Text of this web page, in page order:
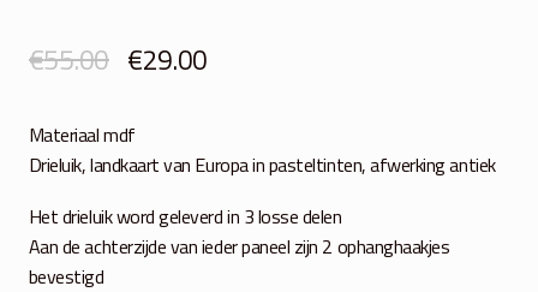
€55.00 Oorspronkelijke
was:
€29.00Huidige
€29.00.
Materiaal mdf
Drieluik, landkaart van Europa in pasteltinten, afwerking antiek
Het drieluik word geleverd in 3 losse delen
Aan de achterzijde van ieder paneel zijn 2 ophanghaakjes
bevestigd